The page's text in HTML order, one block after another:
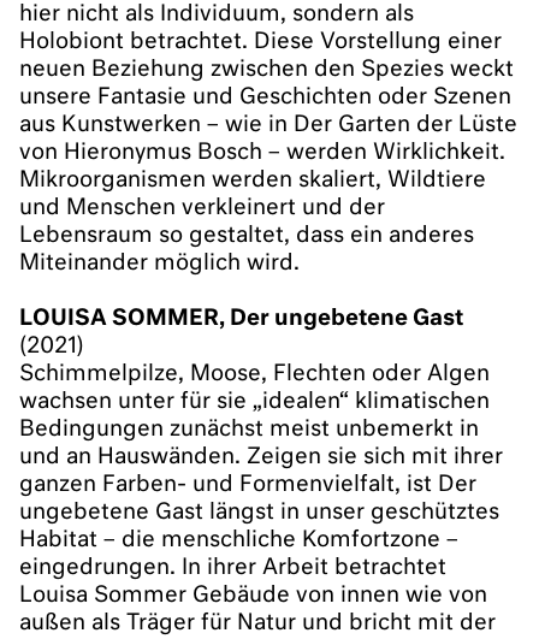
hier nicht als Individuum, sondern als
Holobiont betrachtet. Diese Vorstellung einer
neuen Beziehung zwischen den Spezies weckt
unsere Fantasie und Geschichten oder Szenen
aus Kunstwerken – wie in Der Garten der Lüste
von Hieronymus Bosch – werden Wirklichkeit.
Mikroorganismen werden skaliert, Wildtiere
und Menschen verkleinert und der
Lebensraum so gestaltet, dass ein anderes
Miteinander möglich wird.
LOUISA SOMMER, Der ungebetene Gast
(2021)
Schimmelpilze, Moose, Flechten oder Algen
wachsen unter für sie „idealen“ klimatischen
Bedingungen zunächst meist unbemerkt in
und an Hauswänden. Zeigen sie sich mit ihrer
ganzen Farben- und Formenvielfalt, ist Der
ungebetene Gast längst in unser geschütztes
Habitat – die menschliche Komfortzone –
eingedrungen. In ihrer Arbeit betrachtet
Louisa Sommer Gebäude von innen wie von
außen als Träger für Natur und bricht mit der